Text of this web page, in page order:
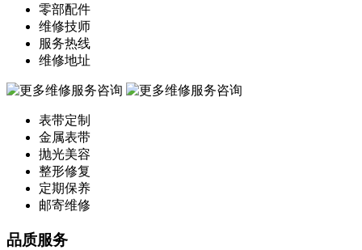
零部配件
维修技师
服务热线
维修地址
表带定制
金属表带
抛光美容
整形修复
定期保养
邮寄维修
品质服务